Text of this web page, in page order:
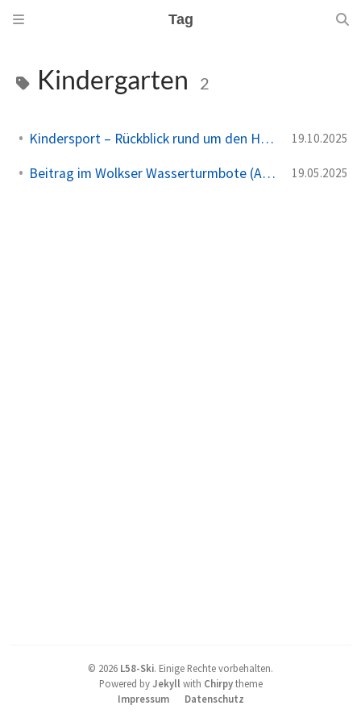
Tag
Kindergarten 2
Kindersport – Rückblick rund um den Herbst 🍁 19.10.2025
Beitrag im Wolkser Wasserturmbote (Ausgabe 2025/06) 19.05.2025
© 2026 L58-Ski. Einige Rechte vorbehalten.
Powered byJekyll with Chirpytheme
Impressum
Datenschutz